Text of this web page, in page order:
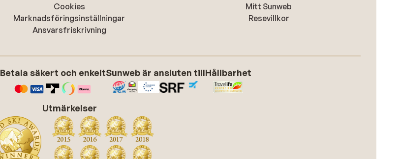
Cookies
Marknadsföringsinställningar
Ansvarsfriskrivning
Mitt Sunweb
Resevillkor
Betala säkert och enkeltSunweb är ansluten tillHållbarhet
Utmärkelser